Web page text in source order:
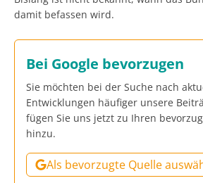
damit befassen wird.
Bei Google bevorzugen
Sie möchten bei der Suche nach
Entwicklungen häufiger unsere
fügen Sie uns jetzt zu Ihren
hinzu.
Als bevorzugte Quelle